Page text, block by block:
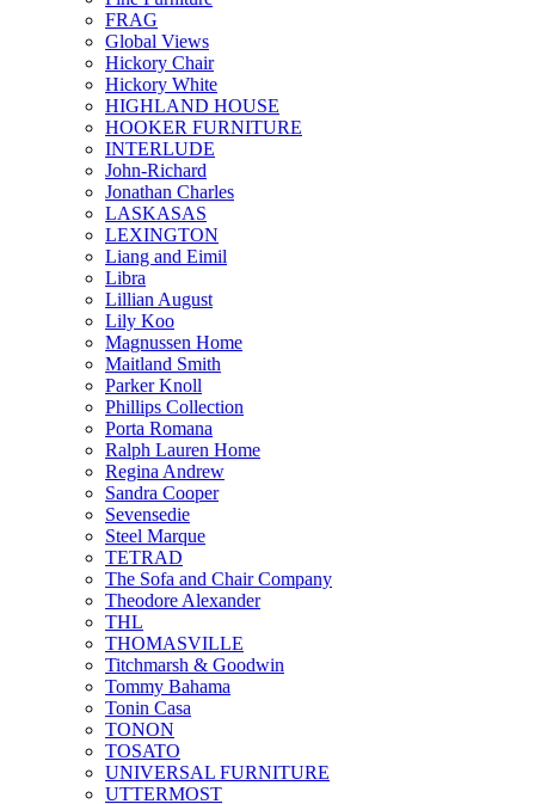
FRAG
Global Views
Hickory Chair
Hickory White
HIGHLAND HOUSE
HOOKER FURNITURE
INTERLUDE
John-Richard
Jonathan Charles
LASKASAS
LEXINGTON
Liang and Eimil
Libra
Lillian August
Lily Koo
Magnussen Home
Maitland Smith
Parker Knoll
Phillips Collection
Porta Romana
Ralph Lauren Home
Regina Andrew
Sandra Cooper
Sevensedie
Steel Marque
TETRAD
The Sofa and Chair Company
Theodore Alexander
THL
THOMASVILLE
Titchmarsh & Goodwin
Tommy Bahama
Tonin Casa
TONON
TOSATO
UNIVERSAL FURNITURE
UTTERMOST